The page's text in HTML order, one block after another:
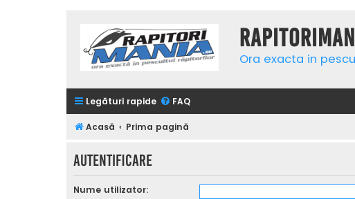
Ora exacta in
Legături rapide FAQ
Acasă Prima pagină
Autentificare
Nume utilizator: